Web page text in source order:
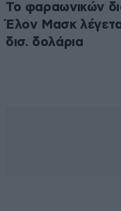
Το φαραωνικών
Έλον Μασκ
δισ. δολάρια